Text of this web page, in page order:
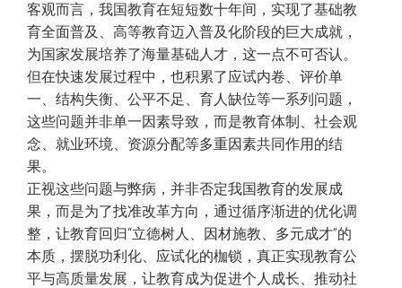
客观而言，我国教育在短短数十年间，实现了基础教
育全面普及、高等教育迈入普及化阶段的巨大成就，
为国家发展培养了海量基础人才，这一点不可否认。
但在快速发展过程中，也积累了应试内卷、评价单
一、结构失衡、公平不足、育人缺位等一系列问题，
这些问题并非单一因素导致，而是教育体制、社会观
念、就业环境、资源分配等多重因素共同作用的结
果。
正视这些问题与弊病，并非否定我国教育的发展成
果，而是为了找准改革方向，通过循序渐进的优化调
整，让教育回归“立德树人、因材施教、多元成才”的
本质，摆脱功利化、应试化的枷锁，真正实现教育公
平与高质量发展，让教育成为促进个人成长、推动社